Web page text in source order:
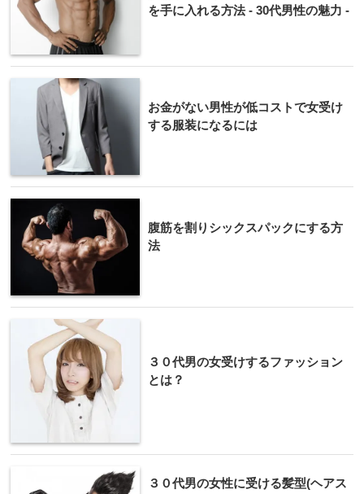
を手に入れる方法 - 30代男性の魅力 -
お金がない男性が低コストで女受け
する服装になるには
腹筋を割りシックスパックにする方
法
３０代男の女受けするファッション
とは？
３０代男の女性に受ける髪型(ヘアス